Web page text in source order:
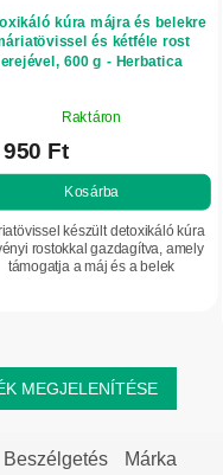
kúra májra és belekre
és kétféle rost
erejével, 600 g - Herbatica
Raktáron
Ft
Kosárba
készült detoxikáló kúra
rostokkal gazdagítva, amely
támogatja a máj és a belek
MEGJELENÍTÉSE
Beszélgetés Márka